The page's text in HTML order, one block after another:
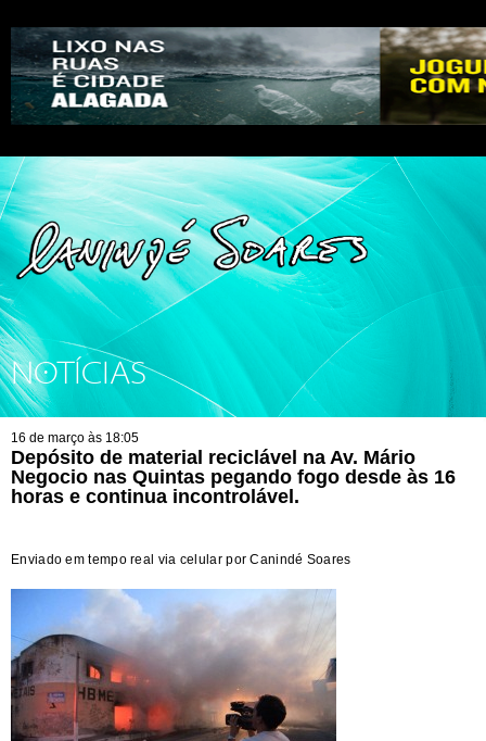
NOTÍCIAS
16 de março às 18:05
Depósito de material reciclável na Av. Mário
Negocio nas Quintas pegando fogo desde às 16
horas e continua incontrolável.
Enviado em tempo real via celular por Canindé Soares